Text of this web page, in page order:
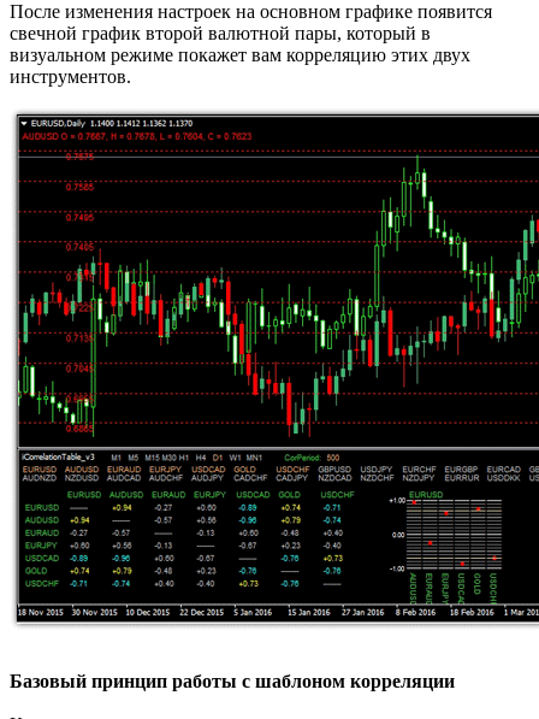
После изменения настроек на основном графике появится
свечной график второй валютной пары, который в
визуальном режиме покажет вам корреляцию этих двух
инструментов.
Базовый принцип работы с шаблоном корреляции